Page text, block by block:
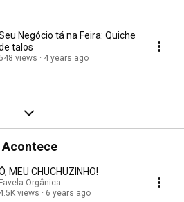
Negócio tá na Feira: Quiche
talos
views 4 years ago
Acontece
MEU CHUCHUZINHO!
Favela Orgânica
4.5K views
6 years ago